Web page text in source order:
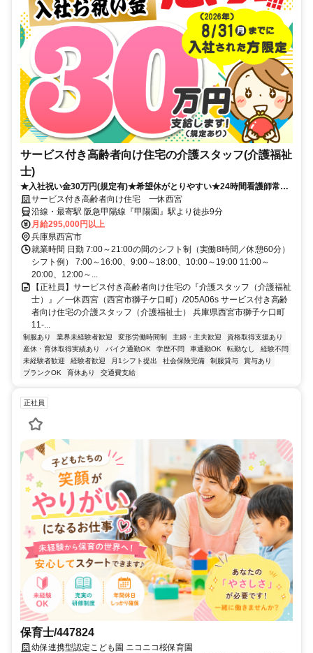
サービス付き高齢者向け住宅の介護スタッフ(介護福祉
士)
★入社祝い金30万円(規定有)★希望休がとりやすい★24時間看護師常駐
の安心環境★マイカー通勤可能(駐車場無料)
サービス付き高齢者向け住宅 一休西宮
沿線・最寄駅 阪急甲陽線『甲陽園』駅より徒歩9分
月給295,000円以上
兵庫県西宮市
就業時間 日勤 7:00～21:00の間のシフト制（実働8時間／休憩60分）
シフト例） 7:00～16:00、9:00～18:00、10:00～19:00 11:00～
20:00、12:00～...
【正社員】サービス付き高齢者向け住宅の『介護スタッフ（介護福祉
士）』／一休西宮（西宮市獅子ケ口町）/205A06s サービス付き高齢
者向け住宅の介護スタッフ（介護福祉士） 兵庫県西宮市獅子ケ口町
11-...
制服あり 業界未経験者歓迎 変形労働時間制 主婦・主夫歓迎
資格取得支援あり
産休・育休取得実績あり
バイク通勤OK 学歴不問 車通勤OK 転勤なし
経験不問
未経験者歓迎
経験者歓迎 月1シフト提出 社会保険完備 制服貸与
賞与あり
ブランクOK
育休あり 交通費支給
正社員
保育士/447824
幼保連携型認定こども園 ニコニコ桜保育園